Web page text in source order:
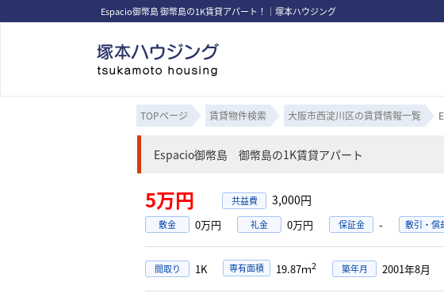
Espacio御幣島 御幣島の1K賃貸アパート！｜塚本ハウジング
TOPページ 賃貸物件検索 大阪市西淀川区の賃貸情報一覧
Espacio御幣島 御幣島の1K賃貸アパート
5万円 3,000円
敷金 0万円 礼金 0万円 保証金 - 敷引・償
間取り 1K 専有面積 19.87ｍ2 築年月 2001年8月